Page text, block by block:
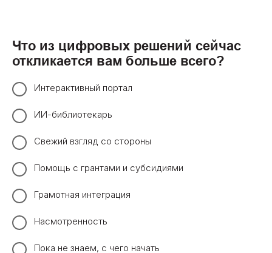
Что из цифровых решений сейчас
откликается вам больше всего?
Интерактивный портал
ИИ-библиотекарь
Свежий взгляд со стороны
Помощь с грантами и субсидиями
Грамотная интеграция
Насмотренность
Пока не знаем, с чего начать